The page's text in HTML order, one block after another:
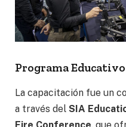
Programa Educativo
La capacitación fue un
a través del SIA